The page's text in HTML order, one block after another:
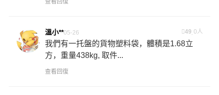
查看回復
溫小**05-26 49 0人
我們有一托盤的貨物塑料袋，體積是1.68立
方，重量438kg, 取件...
查看回復